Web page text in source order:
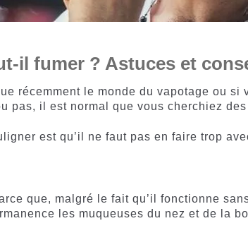
il fumer ? Astuces et
récemment le monde du vapotage ou si
pas, il est normal que vous cherchiez
est qu’il ne faut pas en faire trop
que, malgré le fait qu’il fonctionne
les muqueuses du nez et de la